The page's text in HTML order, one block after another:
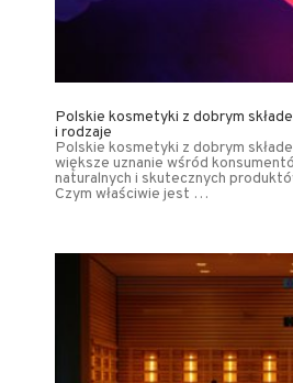
Polskie kosmetyki z dobrym
i rodzaje
Polskie kosmetyki z dobrym
większe uznanie wśród
naturalnych i skutecznych
Czym właściwie jest …